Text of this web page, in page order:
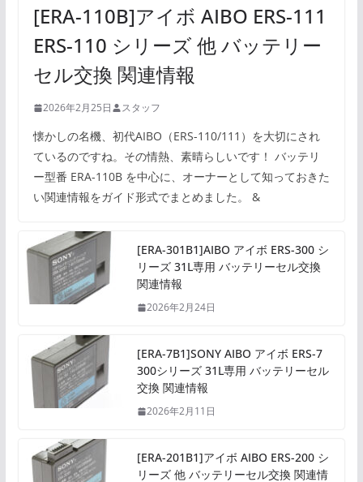
[ERA-110B]アイボ AIBO ERS-111
ERS-110 シリーズ 他 バッテリー
セル交換 関連情報
2026年2月25日 スタッフ
懐かしの名機、初代AIBO（ERS-110/111）を大切にされ
ているのですね。その情熱、素晴らしいです！ バッテリ
ー型番 ERA-110B を中心に、オーナーとして知っておきた
い関連情報をガイド形式でまとめました。 &
[ERA-301B1]AIBO アイボ ERS-300 シ
リーズ 31L専用 バッテリーセル交換
関連情報
2026年2月24日
[ERA-7B1]SONY AIBO アイボ ERS-7
300シリーズ 31L専用 バッテリーセル
交換 関連情報
2026年2月11日
[ERA-201B1]アイボ AIBO ERS-200 シ
リーズ 他 バッテリーセル交換 関連情